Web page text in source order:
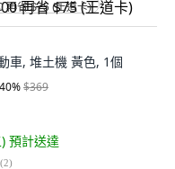
再省 $75 (王道卡)
車, 堆土機 黃色, 1個
40%$369
預計送達
(2)